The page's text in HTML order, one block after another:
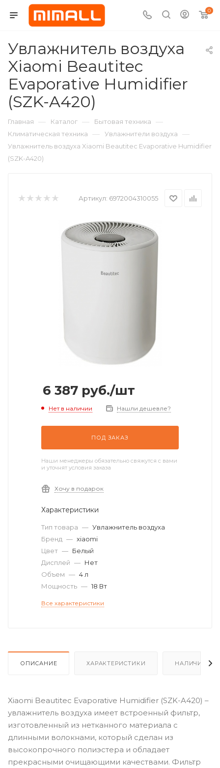
0
Увлажнитель воздуха
Xiaomi Beautitec
Evaporative Humidifier
(SZK-A420)
Главная — Каталог — Бытовая техника —
Климатическая техника — Увлажнители воздуха —
Увлажнитель воздуха Xiaomi Beautitec Evaporative Humidifier
(SZK-A420)
Артикул: 6972004310055
6 387 руб./шт
Нет в наличии Нашли дешевле?
ПОД ЗАКАЗ
Наши менеджеры обязательно свяжутся с вами
и уточнят условия заказа
Хочу в подарок
Характеристики
Тип товара — Увлажнитель воздуха
Бренд — xiaomi
Цвет — Белый
Дисплей — Нет
Объем — 4 л
Мощность — 18 Вт
Все характеристики
ОПИСАНИЕ ХАРАКТЕРИСТИКИ НАЛИЧИЕ
Xiaomi Beautitec Evaporative Humidifier (SZK-A420) –
увлажнитель воздуха имеет встроенный фильтр,
изготовленный из нетканного материала с
длинными волокнами, который сделан из
высокопрочного полиэстера и обладает
прекрасными очищающими качествами. Фильтр